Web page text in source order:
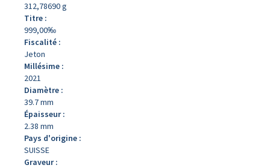
312,78690 g
Titre :
999,00‰
Fiscalité :
Jeton
Millésime :
2021
Diamètre :
39.7 mm
Épaisseur :
2.38 mm
Pays d'origine :
SUISSE
Graveur :